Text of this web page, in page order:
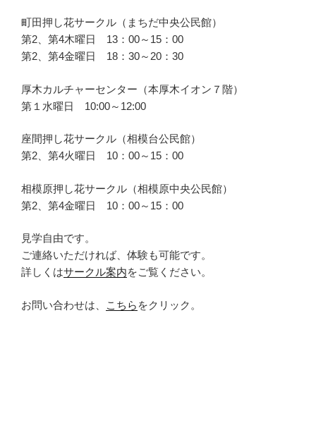
町田押し花サークル（まちだ中央公民館）
第2、第4木曜日 13：00～15：00
第2、第4金曜日 18：30～20：30
厚木カルチャーセンター（本厚木イオン７階）
第１水曜日 10:00～12:00
座間押し花サークル（相模台公民館）
第2、第4火曜日 10：00～15：00
相模原押し花サークル（相模原中央公民館）
第2、第4金曜日 10：00～15：00
見学自由です。
ご連絡いただければ、体験も可能です。
詳しくはサークル案内をご覧ください。
お問い合わせは、 こちら をクリック。